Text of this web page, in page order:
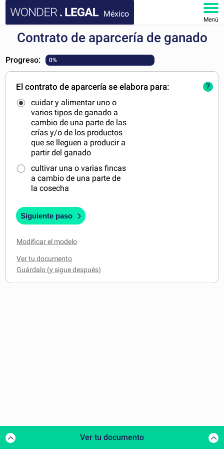
México
Menú
INICIO
DOCUMENTOS
FAQ
MI CUENTA
Contrato de aparcería de ganado
Progreso: 0%
El contrato de aparcería se elabora para:
cuidar y alimentar uno o
varios tipos de ganado a
cambio de una parte de las
crías y/o de los productos
que se lleguen a producir a
partir del ganado
cultivar una o varias fincas
a cambio de una parte de
la cosecha
?
Siguiente paso
Modificar el modelo
Ver tu documento
Ver tu documento